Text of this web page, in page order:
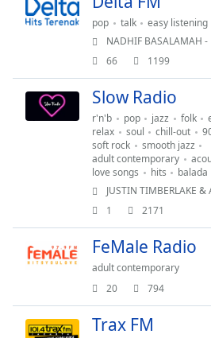
Subtitles
opens
subtitles
settings
Track
Picture-
pop talk
easy listening
NADHIF BASALAMAH -
66
1199
Slow Radio
r'n'b pop jazz folk
relax
soul chill-out
soft rock
smooth jazz
adult contemporary
love songs
hits
balada
JUSTIN TIMBERLAKE & ANNA
1
2171
FeMale Radio
adult contemporary
20
794
Trax FM